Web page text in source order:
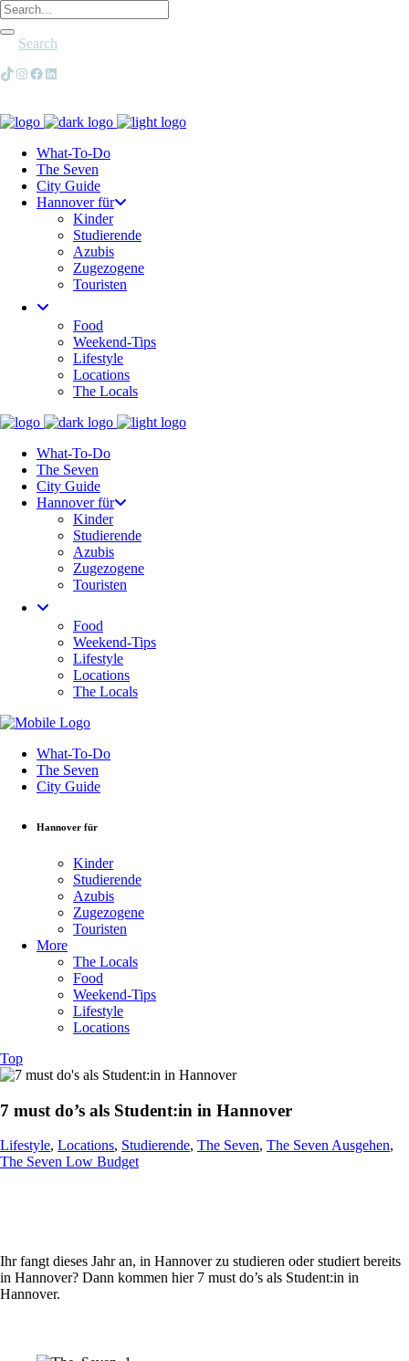
Search
TikTok
Instagram
Facebook
LinkedIn
What-To-Do
The Seven
City Guide
Hannover für
Kinder
Studierende
Azubis
Zugezogene
Touristen
Food
Weekend-Tips
Lifestyle
Locations
The Locals
What-To-Do
The Seven
City Guide
Hannover für
Kinder
Studierende
Azubis
Zugezogene
Touristen
Food
Weekend-Tips
Lifestyle
Locations
The Locals
What-To-Do
The Seven
City Guide
Hannover für
Kinder
Studierende
Azubis
Zugezogene
Touristen
More
The Locals
Food
Weekend-Tips
Lifestyle
Locations
Top
7 must do’s als Student:in in Hannover
Lifestyle, Locations, Studierende, The Seven, The Seven Ausgehen,
The Seven Low Budget
Ihr fangt dieses Jahr an, in Hannover zu studieren oder studiert bereits
in Hannover? Dann kommen hier 7 must do’s als Student:in in
Hannover.